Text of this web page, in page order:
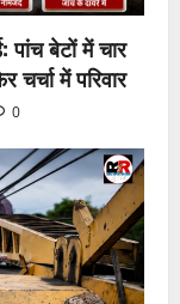
पांच बेटों में चार
में परिवार
0